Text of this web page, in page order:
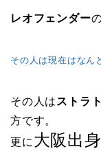
レオフェンダー
その人は現在はなん
その人は ストラト
方です。
更に 大阪出身